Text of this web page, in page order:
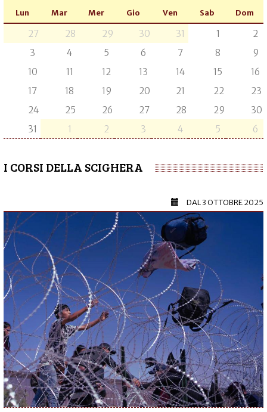
Lun Mar Mer Gio Ven Sab Dom
27 28 29 30 31 1
2
3
4 5 6 7 8
9
10
11 12 13 14 15
16
17
18 19 20 21 22
23
24
25 26 27 28 29
30
31
1 2 3 4 5 6
I CORSI DELLA SCIGHERA
DAL3 OTTOBRE 2025